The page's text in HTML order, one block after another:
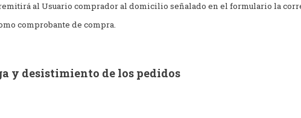
al Usuario comprador al domicilio señalado en el formulario la
comprobante de compra.
y desistimiento de los pedidos